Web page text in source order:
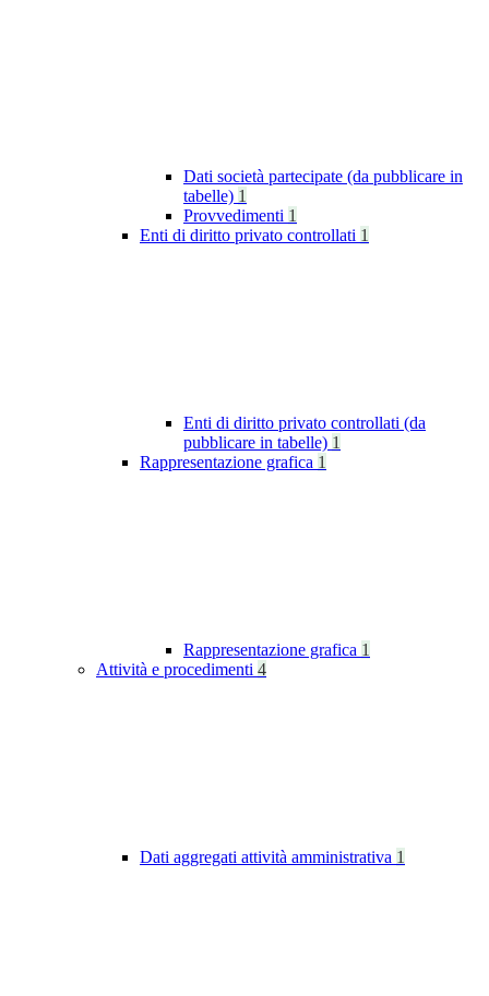
Dati società partecipate (da pubblicare in
tabelle) 1
Provvedimenti 1
Enti di diritto privato controllati 1
Enti di diritto privato controllati (da
pubblicare in tabelle) 1
Rappresentazione grafica 1
Rappresentazione grafica 1
Attività e procedimenti 4
Dati aggregati attività amministrativa 1